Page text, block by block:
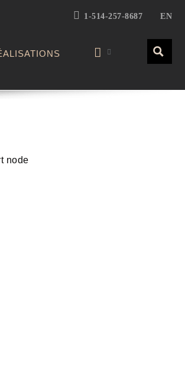
EN
1-514-257-8687